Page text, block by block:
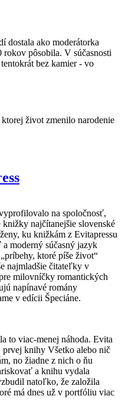
dostala ako moderátorka
pôsobila. V súčasnosti
bez kamier - vo
život zmenilo narodenie
na spoločnosť,
najčítanejšie slovenské
ku knižkám z Evitapressu
moderný súčasný jazyk
ktoré píše život“
najmladšie čitateľky v
milovníčky romantických
napínavé romány
v edícii Špeciáne.
to viac-menej náhoda. Evita
knihy Všetko alebo nič
no žiadne z nich o ňu
a knihu vydala
natoľko, že založila
má dnes už v portfóliu viac